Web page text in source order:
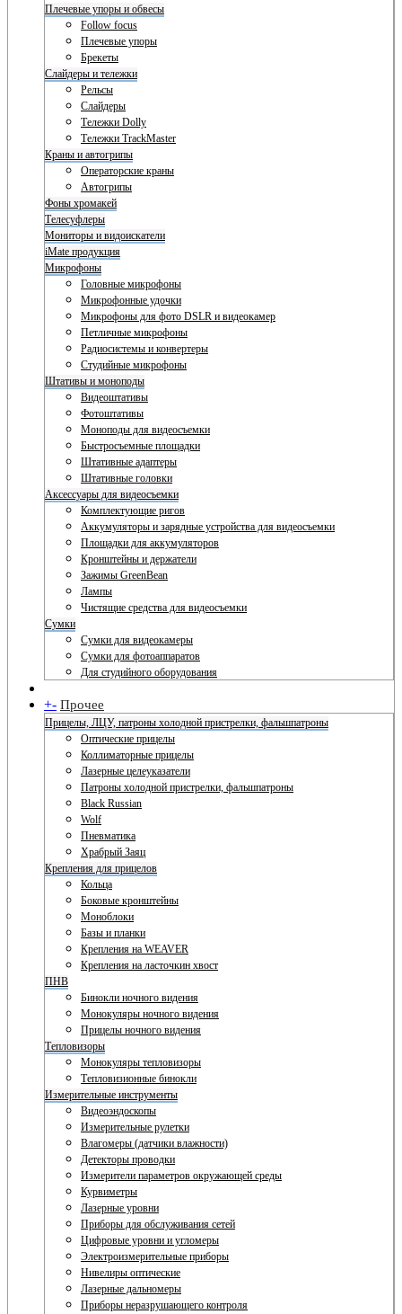
Плечевые упоры и обвесы
Follow focus
Плечевые упоры
Брекеты
Слайдеры и тележки
Рельсы
Слайдеры
Тележки Dolly
Тележки TrackMaster
Краны и автогрипы
Операторские краны
Автогрипы
Фоны хромакей
Телесуфлеры
Мониторы и видоискатели
iMate продукция
Микрофоны
Головные микрофоны
Микрофонные удочки
Микрофоны для фото DSLR и видеокамер
Петличные микрофоны
Радиосистемы и конвертеры
Студийные микрофоны
Штативы и моноподы
Видеоштативы
Фотоштативы
Моноподы для видеосъемки
Быстросъемные площадки
Штативные адаптеры
Штативные головки
Аксессуары для видеосъемки
Комплектующие ригов
Аккумуляторы и зарядные устройства для видеосъемки
Площадки для аккумуляторов
Кронштейны и держатели
Зажимы GreenBean
Лампы
Чистящие средства для видеосъемки
Сумки
Сумки для видеокамеры
Сумки для фотоаппаратов
Для студийного оборудования
+- Прочее
Прицелы, ЛЦУ, патроны холодной пристрелки, фальшпатроны
Оптические прицелы
Коллиматорные прицелы
Лазерные целеуказатели
Патроны холодной пристрелки, фальшпатроны
Black Russian
Wolf
Пневматика
Храбрый Заяц
Крепления для прицелов
Кольца
Боковые кронштейны
Моноблоки
Базы и планки
Крепления на WEAVER
Крепления на ласточкин хвост
ПНВ
Бинокли ночного видения
Монокуляры ночного видения
Прицелы ночного видения
Тепловизоры
Монокуляры тепловизоры
Тепловизионные бинокли
Измерительные инструменты
Видеоэндоскопы
Измерительные рулетки
Влагомеры (датчики влажности)
Детекторы проводки
Измерители параметров окружающей среды
Курвиметры
Лазерные уровни
Приборы для обслуживания сетей
Цифровые уровни и угломеры
Электроизмерительные приборы
Нивелиры оптические
Лазерные дальномеры
Приборы неразрушающего контроля